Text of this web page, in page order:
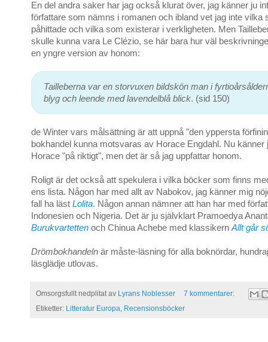
En del andra saker har jag också klurat över, jag känner ju
författare som nämns i romanen och ibland vet jag inte vilka
påhittade och vilka som existerar i verkligheten. Men
skulle kunna vara Le Clézio, se här bara hur väl
en yngre version av honom:
Tailleberna var en storvuxen bildskön man i
blyg och leende med lavendelblå blick. (sid 150)
de Winter vars målsättning är att uppnå "den yppersta
bokhandel kunna motsvaras av Horace Engdahl. Nu känner
Horace "på riktigt", men det är så jag uppfattar honom.
Roligt är det också att spekulera i vilka böcker som finns
ens lista. Någon har med allt av Nabokov, jag känner mig
fall ha läst Lolita. Någon annan nämner att han har med
Indonesien och Nigeria. Det är ju självklart Pramoedya
Burukvartetten och Chinua Achebe med klassikernAllt går
Drömbokhandeln är måste-läsning för alla boknördar,
läsglädje utlovas.
Omsorgsfullt nedplitat av Lyrans Noblesser
7 kommentarer:
Etiketter: Litteratur Europa Recensionsböcker